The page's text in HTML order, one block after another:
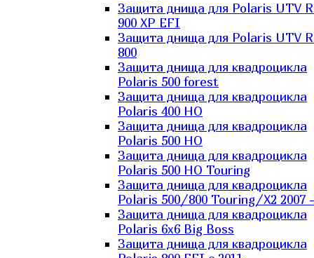
Защита днища для Polaris UTV
900 XP EFI
Защита днища для Polaris UTV
800
Защита днища для квадроцикла
Polaris 500 forest
Защита днища для квадроцикла
Polaris 400 HO
Защита днища для квадроцикла
Polaris 500 HO
Защита днища для квадроцикла
Polaris 500 HO Touring
Защита днища для квадроцикла
Polaris 500/800 Touring/X2 2007 -
Защита днища для квадроцикла
Polaris 6х6 Big Boss
Защита днища для квадроцикла